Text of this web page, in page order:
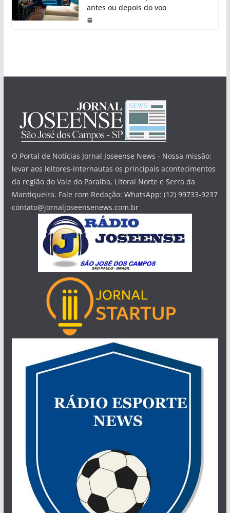
antes ou depois do voo
O Portal de Notícias Jornal Joseense News - Nossa missão:
levar aos leitores-internautas os principais acontecimentos
da região do Vale do Paraíba, Litoral Norte e Serra da
Mantiqueira. Fale com Redação: WhatsApp: (12) 99733-9237
contato@jornaljoseensenews.com.br